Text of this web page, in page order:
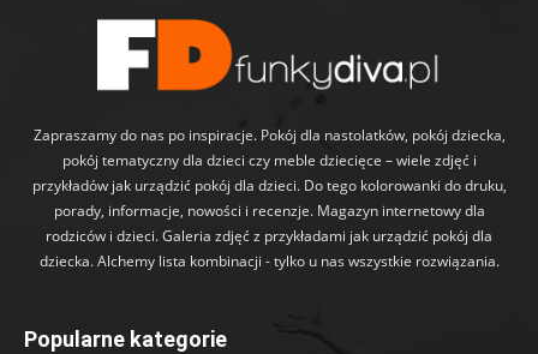
Zapraszamy do nas po inspiracje. Pokój dla nastolatków, pokój dziecka,
pokój tematyczny dla dzieci czy meble dziecięce – wiele zdjęć i
przykładów jak urządzić pokój dla dzieci. Do tego kolorowanki do druku,
porady, informacje, nowości i recenzje. Magazyn internetowy dla
rodziców i dzieci. Galeria zdjęć z przykładami jak urządzić pokój dla
dziecka. Alchemy lista kombinacji - tylko u nas wszystkie rozwiązania.
Popularne kategorie